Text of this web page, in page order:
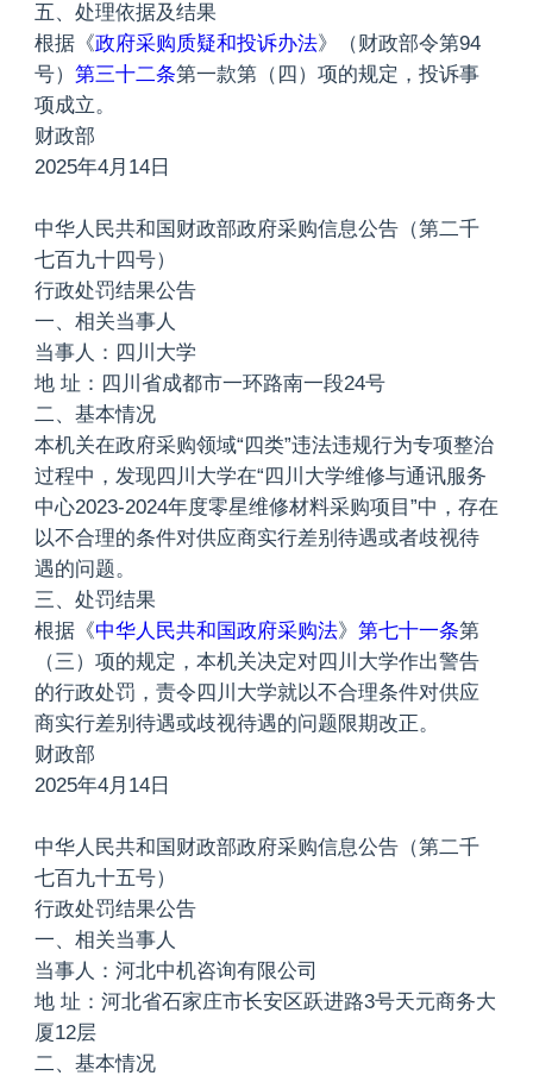
五、处理依据及结果
根据《政府采购质疑和投诉办法》（财政部令第94
号） 第三十二条第一款第（四）项的规定，投诉事
项成立。
财政部
2025年4月14日
中华人民共和国财政部政府采购信息公告（第二千
七百九十四号）
行政处罚结果公告
一、相关当事人
当事人：四川大学
地 址：四川省成都市一环路南一段24号
二、基本情况
本机关在政府采购领域“四类”违法违规行为专项整治
过程中，发现四川大学在“四川大学维修与通讯服务
中心2023-2024年度零星维修材料采购项目”中，存在
以不合理的条件对供应商实行差别待遇或者歧视待
遇的问题。
三、处罚结果
根据《中华人民共和国政府采购法》 第七十一条第
（三）项的规定，本机关决定对四川大学作出警告
的行政处罚，责令四川大学就以不合理条件对供应
商实行差别待遇或歧视待遇的问题限期改正。
财政部
2025年4月14日
中华人民共和国财政部政府采购信息公告（第二千
七百九十五号）
行政处罚结果公告
一、相关当事人
当事人：河北中机咨询有限公司
地 址：河北省石家庄市长安区跃进路3号天元商务大
厦12层
二、基本情况